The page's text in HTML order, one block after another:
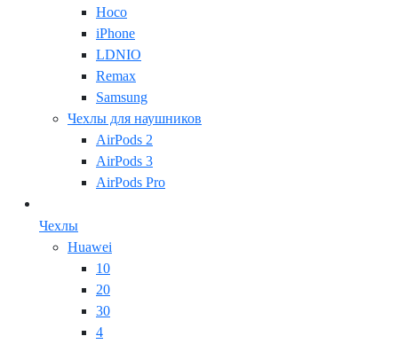
Hoco
iPhone
LDNIO
Remax
Samsung
Чехлы для наушников
AirPods 2
AirPods 3
AirPods Pro
Чехлы
Huawei
10
20
30
4